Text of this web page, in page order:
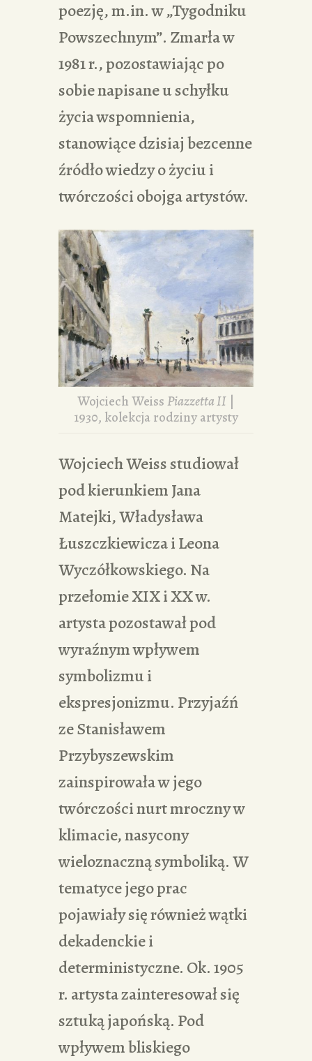
poezję, m.in. w „Tygodniku
Powszechnym”. Zmarła w
1981 r., pozostawiając po
sobie napisane u schyłku
życia wspomnienia,
stanowiące dzisiaj bezcenne
źródło wiedzy o życiu i
twórczości obojga artystów.
Wojciech WeissPiazzetta II |
1930, kolekcja rodziny artysty
Wojciech Weiss studiował
pod kierunkiem Jana
Matejki, Władysława
Łuszczkiewicza i Leona
Wyczółkowskiego. Na
przełomie XIX i XX w.
artysta pozostawał pod
wyraźnym wpływem
symbolizmu i
ekspresjonizmu. Przyjaźń
ze Stanisławem
Przybyszewskim
zainspirowała w jego
twórczości nurt mroczny w
klimacie, nasycony
wieloznaczną symboliką. W
tematyce jego prac
pojawiały się również wątki
dekadenckie i
deterministyczne. Ok. 1905
r. artysta zainteresował się
sztuką japońską. Pod
wpływem bliskiego